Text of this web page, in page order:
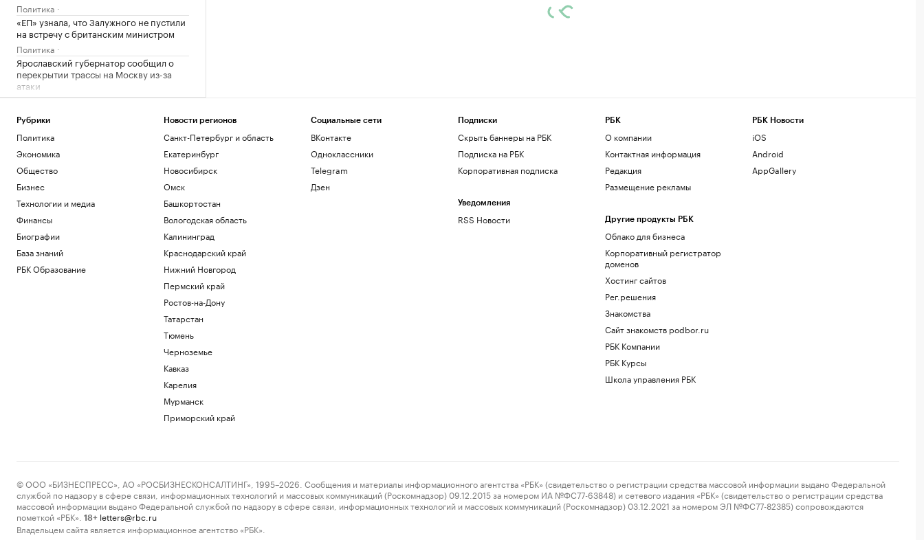
Политика
«ЕП» узнала, что Залужного не пустили
на встречу с британским министром
Политика
Ярославский губернатор сообщил о
перекрытии трассы на Москву из-за
атаки
Политика
Мирный житель и боец «Орлана»
ранены при атаке на Белгородскую
область
Политика
Трамп объяснил, почему предпочитает
сделку с Ираном войне
Политика
Киев раскрыл «колоссальную сумму»
бюджетной помощи от Запада с 2022
года
Политика
Число закрытых за ночь российских
аэропортов выросло до восьми
Залужный заявил, что Киев исчерпал
Лантратова заявила, что судьба более
300 курян неизвестна после вторжения
В Грузии назвали причину полного
Рубрики
Политика
Экономика
Общество
Бизнес
Технологии и медиа
Финансы
Биографии
База знаний
РБК Образование
Новости регионов
Санкт-Петербург и область
Екатеринбург
Новосибирск
Омск
Башкортостан
Вологодская область
Калининград
Краснодарский край
Нижний Новгород
Пермский край
Ростов-на-Дону
Татарстан
Тюмень
Черноземье
Кавказ
Карелия
Мурманск
Приморский край
Социальные сети
ВКонтакте
Одноклассники
Telegram
Дзен
Подписки
Скрыть баннеры на РБК
Подписка на РБК
Корпоративная подписка
Уведомления
RSS Новости
РБК
О компании
Контактная информация
Редакция
Размещение рекламы
Другие продукты РБК
Облако для бизнеса
Корпоративный регистратор
доменов
Хостинг сайтов
Рег.решения
Знакомства
Сайт знакомств podbor.ru
РБК Компании
РБК Курсы
Школа управления РБК
РБК Новости
iOS
Android
AppGallery
© ООО «БИЗНЕСПРЕСС», АО «РОСБИЗНЕСКОНСАЛТИНГ», 1995–2026. Сообщения и материалы информационного агентства «РБК» (свидетельство о регистрации средства массовой информации выдано Федеральной
службой по надзору в сфере связи, информационных технологий и массовых коммуникаций (Роскомнадзор) 09.12.2015 за номером ИА №ФС77-63848) и сетевого издания «РБК» (свидетельство о регистрации средства
массовой информации выдано Федеральной службой по надзору в сфере связи, информационных технологий и массовых коммуникаций (Роскомнадзор) 03.12.2021 за номером ЭЛ №ФС77-82385) сопровождаются
пометкой «РБК».
18+ letters@rbc.ru
Владельцем сайта является информационное агентство «РБК».